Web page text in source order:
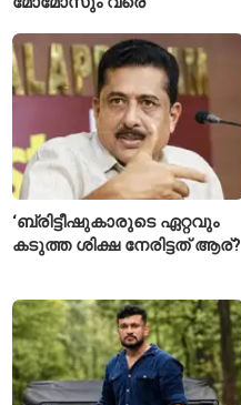
‘ബ്രിട്ടീഷുകാരുടെ ഏറ്റവും
കടുത്ത ശിക്ഷ നേരിട്ടത് ആര്?